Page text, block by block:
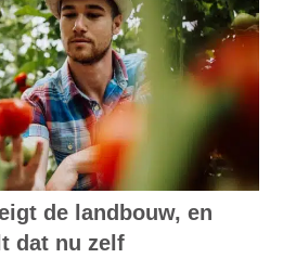
de landbouw, en
dat nu zelf